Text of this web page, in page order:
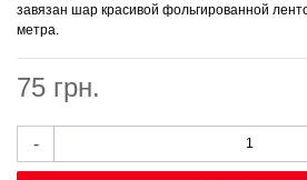
завязан шар красивой фольгированной
метра.
75 грн.
-